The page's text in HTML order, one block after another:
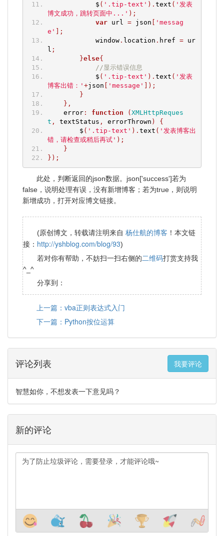
$ ( '.tip-text' ). text ( '发表
博文成功，跳转页面中...' );
var url = json
'messag
e'
];
window. location . href = ur
l ;
}else{
//显示错误信息
$ ( '.tip-text' ). text ( '发表
博客出错：' +json 'message'
]);
}
},
error: function ( XMLHttpReques
t , textStatus , errorThrown )
{
$ ( '.tip-text' ). text ( '发表博客出
错，请检查或稍后再试' );
}
});
此处，判断返回的json数据。json['success']若为
false，说明处理有误，没有新增博客；若为true，则说明
新增成功，打开对应博文链接。
(原创博文，转载请注明来自 杨仕航的博客 ！本文链
接： http://yshblog.com/blog/93)
若对你有帮助，不妨扫一扫右侧的二维码打赏支持我
^_^
分享到：
上一篇：vba正则表达式入门
下一篇：Python按位运算
评论列表 我要评论
智慧如你，不想发表一下意见吗？
新的评论